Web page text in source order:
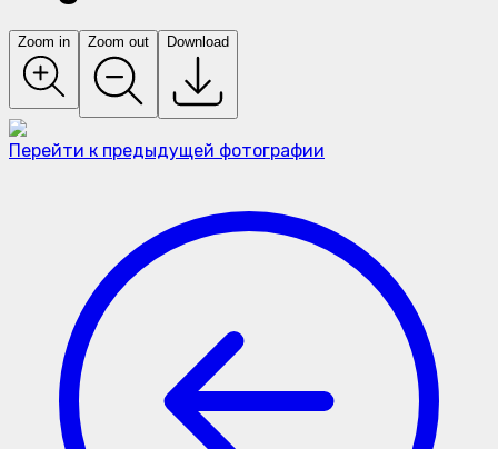
Zoom in Zoom out Download
Перейти к предыдущей фотографии